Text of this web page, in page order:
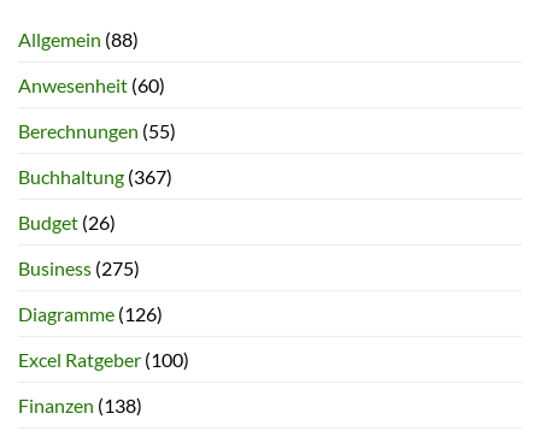
Allgemein (88)
Anwesenheit (60)
Berechnungen (55)
Buchhaltung (367)
Budget (26)
Business (275)
Diagramme (126)
Excel Ratgeber (100)
Finanzen (138)